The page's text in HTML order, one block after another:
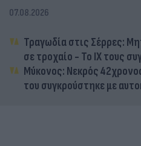
07.08.2026
Τραγωδία στις Σέρρες:
σε τροχαίο - Το ΙΧ τους
Μύκονος: Νεκρός
του συγκρούστηκε με